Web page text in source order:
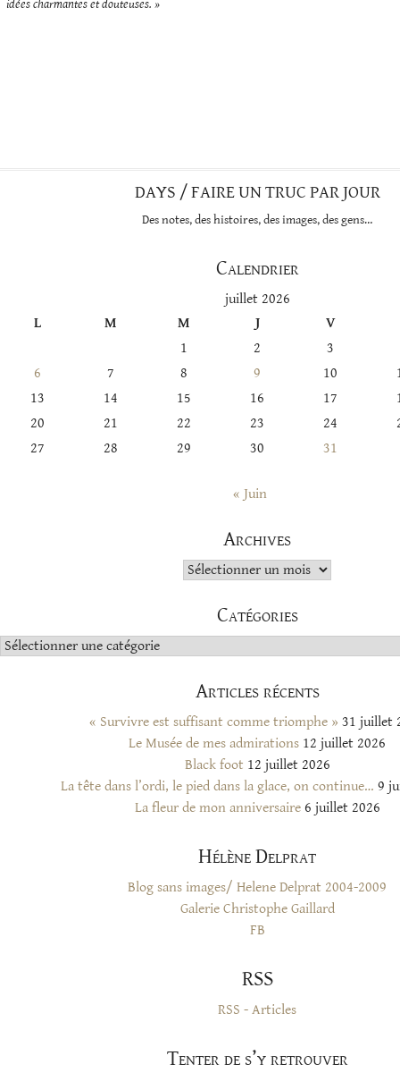
idées charmantes et douteuses. »
DAYS / FAIRE UN TRUC PAR JOUR
Des notes, des histoires, des images, des gens…
Calendrier
juillet 2026
L
M M J
V
1
2
3
6
7 8 9 10
13
14 15 16 17
20
21 22 23 24
27
28 29 30 31
« Juin
Archives
Archives
Catégories
Catégories
Articles récents
« Survivre est suffisant comme triomphe » 31 juillet
Le Musée de mes admirations 12 juillet 2026
Black foot 12 juillet 2026
La tête dans l’ordi, le pied dans la glace, on continue… 9
La fleur de mon anniversaire 6 juillet 2026
Hélène Delprat
Blog sans images/ Helene Delprat 2004-2009
Galerie Christophe Gaillard
FB
RSS
RSS - Articles
Tenter de s’y retrouver